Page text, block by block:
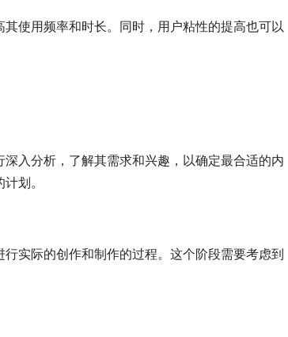
使用频率和时长。同时，用户粘性的提高也可以
入分析，了解其需求和兴趣，以确定最合适的内
划。
实际的创作和制作的过程。这个阶段需要考虑到